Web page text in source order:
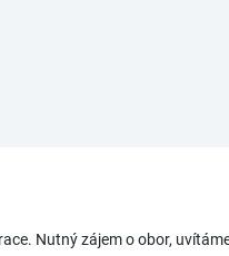
Nutný zájem o obor,